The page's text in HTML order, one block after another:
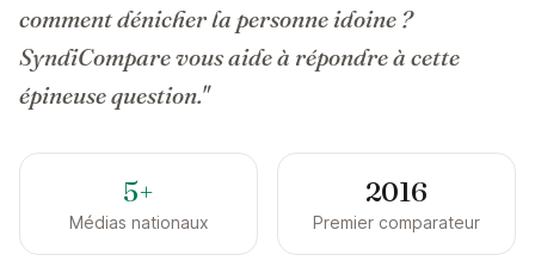
comment dénicher la personne idoine ?
SyndiCompare vous aide à répondre à cette
épineuse question."
5+
Médias nationaux
2016
Premier comparateur